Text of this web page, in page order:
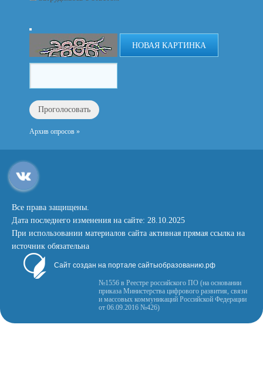
НОВАЯ КАРТИНКА
Архив опросов »
Все права защищены.
Дата последнего изменения на сайте: 28.10.2025
При использовании материалов сайта активная прямая ссылка на
источник обязательна
Сайт создан на портале сайтыобразованию.рф
№1556 в Реестре российского ПО (на основании
приказа Министерства цифрового развития, связи
и массовых коммуникаций Российской Федерации
от 06.09.2016 №426)